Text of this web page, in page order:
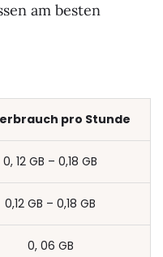
am besten
pro Stunde
0, 12 GB – 0,18 GB
0,12 GB – 0,18 GB
0, 06 GB